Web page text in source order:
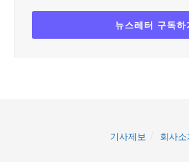
기사제보 회사소